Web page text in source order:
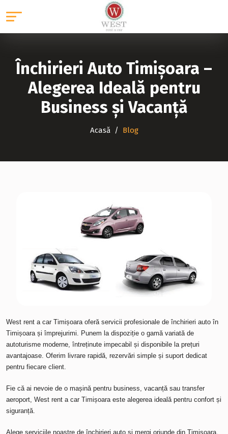
Închirieri Auto Timișoara –
Alegerea Ideală pentru
Business și Vacanță
Acasă Blog
West rent a car Timișoara oferă servicii profesionale de închirieri auto în
Timișoara și împrejurimi. Punem la dispoziție o gamă variată de
autoturisme moderne, întreținute impecabil și disponibile la prețuri
avantajoase. Oferim livrare rapidă, rezervări simple și suport dedicat
pentru fiecare client.
Fie că ai nevoie de o mașină pentru business, vacanță sau transfer
aeroport, West rent a car Timișoara este alegerea ideală pentru confort și
siguranță.
Alege serviciile noastre de închirieri auto și mergi oriunde din Timișoara